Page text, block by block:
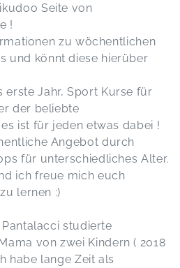
Magdalene,
Mar 23
31
22
Seite von
!
zu wöchentlichen
und könnt diese hierüber
erste Jahr, Sport Kurse für
der beliebte
ist für jeden etwas dabei !
Angebot durch
für unterschiedliches Alter.
ich freue mich euch
lernen :)
studierte
von zwei Kindern ( 2018
habe lange Zeit als